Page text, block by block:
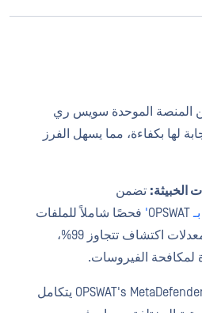
المنصة الموحدة سويس ري
لها بكفاءة، مما يسهل الفرز
الخبيثة: تضمن
OPSWAT
' فحصًا شاملاً للملفات
بحثًا عن البرمجيات الخبيثة بمعدلات اكتشاف تتجاوز 99%،
الفيروسات.
OPSWAT's MetaDefender ICAP Server يتكامل